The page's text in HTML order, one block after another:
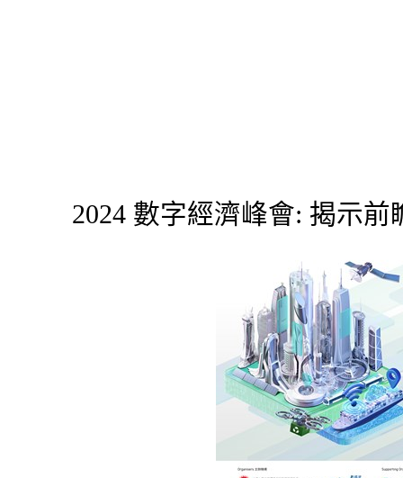
2024 數字經濟峰會: 揭示